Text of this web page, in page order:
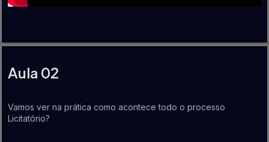
Aula 02
Vamos ver na prática como acontece todo o processo
Licitatório?